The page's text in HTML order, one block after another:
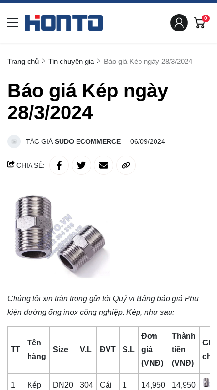
0
Trang chủ Tin chuyên gia Báo giá Kép ngày 28/3/2024
Báo giá Kép ngày
28/3/2024
TÁC GIẢ SUDO ECOMMERCE 06/09/2024
CHIA SẺ:
Chúng tôi xin trân trọng gửi tới Quý vị Bảng báo giá Phụ
kiện đường ống inox công nghiệp: Kép, như sau:
TT
Tên
hàng
Size V.L ĐVT S.L
Đơn
giá
(VNĐ)
Thành
tiền
(VNĐ)
Ghi
chú
1 Kép DN20 304 Cái 1 14,950 14,950